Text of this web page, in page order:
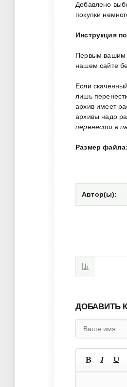
Добавлено
покупки
Инструкция
Первым вашим
нашем сайте
Если
лишь
архив имеет
архивы надо
перенести в
Размер файла:
Автор(ы):
ДОБАВИТЬ